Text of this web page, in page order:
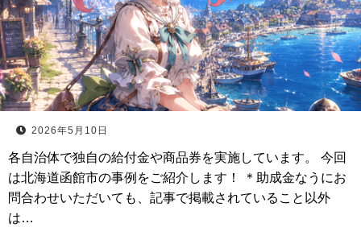
2026年5月10日
各自治体で独自の給付金や商品券を実施しています。 今回
は北海道函館市の事例をご紹介します！ ＊助成金なうにお
問合わせいただいても、記事で掲載されていること以外
は…